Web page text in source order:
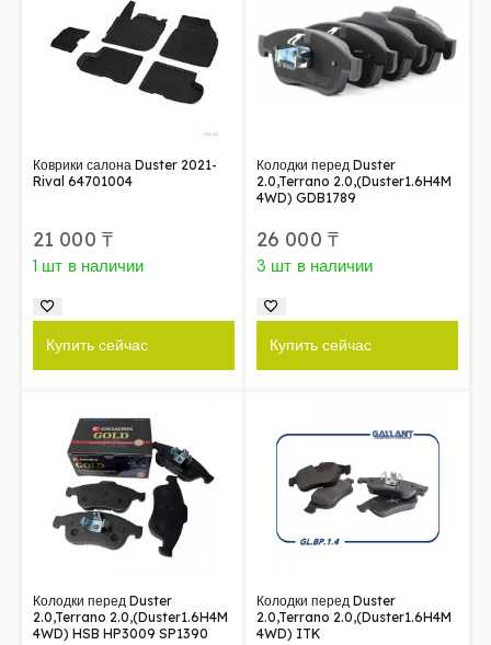
Коврики салона Duster 2021-
Rival 64701004
21 000 ₸
1 шт в наличии
Купить сейчас
Колодки перед Duster
2.0,Terrano 2.0,(Duster1.6H4M
4WD) GDB1789
26 000 ₸
3 шт в наличии
Купить сейчас
Колодки перед Duster
2.0,Terrano 2.0,(Duster1.6H4M
4WD) HSB HP3009 SP1390
Колодки перед Duster
2.0,Terrano 2.0,(Duster1.6H4M
4WD) ITK